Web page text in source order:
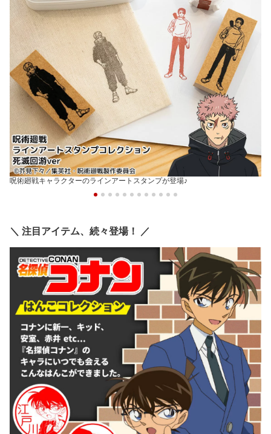
呪術廻戦キャラクターのラインアートスタンプが登場♪
＼ 注目アイテム、続々登場！ ／